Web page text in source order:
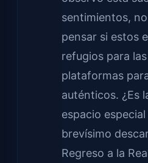
sentimientos,
pensar si estos
refugios para
plataformas
auténticos. ¿Es
espacio
brevísimo
Regreso a la